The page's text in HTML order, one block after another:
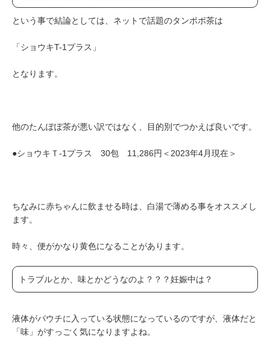
という事で結論としては、ネットで話題のタンポポ茶は
「ショウキT-1プラス」
となります。
他のたんぽぽ茶が悪い訳ではなく、目的別でつかえば良いです。
●ショウキＴ-1プラス 30包 11,286円＜2023年4月現在＞
ちなみに赤ちゃんに飲ませる時は、白湯で薄める事をオススメし
ます。
時々、便がかなり黄色になることがあります。
トラブルとか、味とかどうなのよ？？？妊娠中は？
液体がパウチに入っている状態になっているのですが、液体だと
「味」がすっごく気になりますよね。